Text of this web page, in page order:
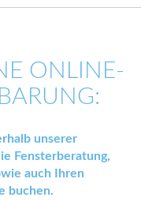
ONLINE-
unserer
Fensterberatung,
auch Ihren
buchen.